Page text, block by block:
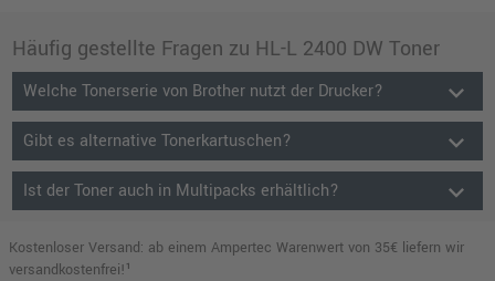
Häufig gestellte Fragen zu HL-L 2400 DW Toner
Welche Tonerserie von Brother nutzt der Drucker? keyboard_arrow_down
Gibt es alternative Tonerkartuschen? keyboard_arrow_down
Ist der Toner auch in Multipacks erhältlich? keyboard_arrow_down
Kostenloser Versand: ab einem Ampertec Warenwert von 35€ liefern wir
versandkostenfrei!¹